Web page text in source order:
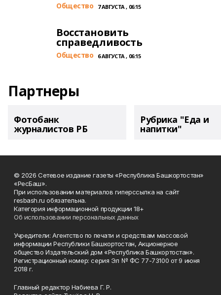
Общество 7 АВГУСТА , 06:15
Восстановить
справедливость
Общество 6 АВГУСТА , 06:15
Партнеры
Фотобанк
журналистов РБ
Рубрика "Еда и
напитки"
© 2026 Сетевое издание газеты «Республика Башкортостан»
«РесБаш».
При использовании материалов гиперссылка на сайт
resbash.ru обязательна.
Категория информационной продукции 18+
Об использовании персональных данных
Учредители: Агентство по печати и средствам массовой
информации Республики Башкортостан, Акционерное
общество Издательский дом «Республика Башкортостан».
Регистрационный номер: серия Эл № ФС 77-73100 от 9 июня
2018 г.
Главный редактор Набиева Г. Р.